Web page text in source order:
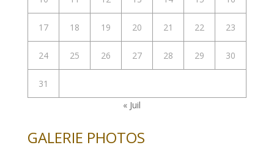
17 18 19 20 21 22 23
24 25 26 27 28 29 30
31
« Juil
GALERIE PHOTOS